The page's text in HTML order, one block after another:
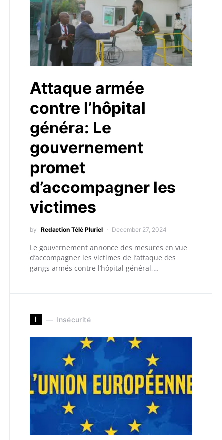
Attaque armée
contre l’hôpital
généra: Le
gouvernement
promet
d’accompagner les
victimes
by Redaction Télé Pluriel December 27, 2024
Le gouvernement annonce des mesures en vue
d’accompagner les victimes de l’attaque des
gangs armés contre l’hôpital général,…
I Insécurité